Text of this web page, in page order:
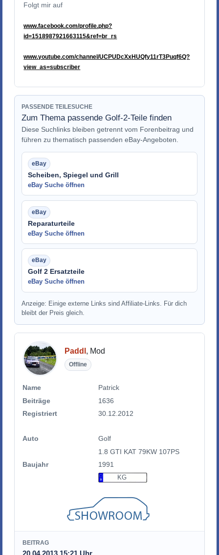
Folgt mir auf
www.facebook.com/profile.php?
id=1518987921663115&ref=br_rs
www.youtube.com/channel/UCPUDcXxHUQfy11rT3Puqf6Q?
view_as=subscriber
PASSENDE TEILESUCHE
Zum Thema passende Golf-2-Teile finden
Diese Suchlinks bleiben getrennt vom Forenbeitrag und
führen zu thematisch passenden eBay-Angeboten.
Scheiben, Spiegel und Grill
eBay Suche öffnen
Reparaturteile
eBay Suche öffnen
Golf 2 Ersatzteile
eBay Suche öffnen
Anzeige: Einige externe Links sind Affiliate-Links. Für dich
bleibt der Preis gleich.
Paddl , Mod
Offline
Name
Patrick
Beiträge
1636
Registriert
30.12.2012
Auto
Golf
1.8 GTI KAT 79KW 107PS
Baujahr
1991
KG
BEITRAG